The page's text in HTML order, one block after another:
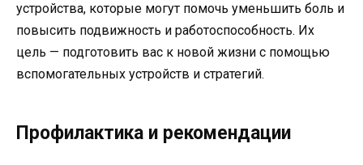
устройства, которые могут помочь уменьшить боль и
повысить подвижность и работоспособность. Их
цель — подготовить вас к новой жизни с помощью
вспомогательных устройств и стратегий.
Профилактика и рекомендации